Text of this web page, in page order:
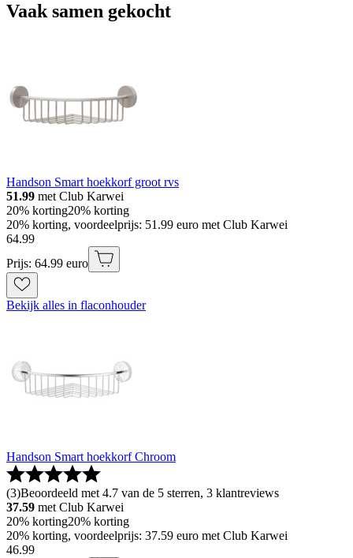
Vaak samen gekocht
Handson Smart hoekkorf groot rvs
51.99 met Club Karwei
20% korting20% korting
20% korting, voordeelprijs: 51.99 euro met Club Karwei
64.99
Prijs: 64.99 euro
Bekijk alles in flaconhouder
Handson Smart hoekkorf Chroom
(3)Beoordeeld met 4.7 van de 5 sterren, 3 klantreviews
37.59 met Club Karwei
20% korting20% korting
20% korting, voordeelprijs: 37.59 euro met Club Karwei
46.99